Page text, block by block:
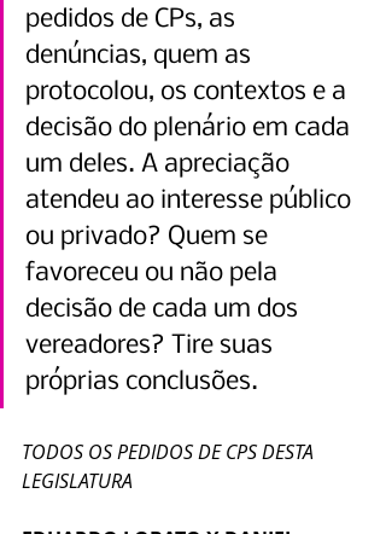
pedidos de CPs, as
denúncias, quem as
protocolou, os contextos e a
decisão do plenário em cada
um deles. A apreciação
atendeu ao interesse público
ou privado? Quem se
favoreceu ou não pela
decisão de cada um dos
vereadores? Tire suas
próprias conclusões.
TODOS OS PEDIDOS DE CPS DESTA
LEGISLATURA